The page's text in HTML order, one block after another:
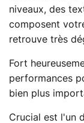
niveaux, des
composent
retrouve très
Fort
performances
bien plus
Crucial est l'un